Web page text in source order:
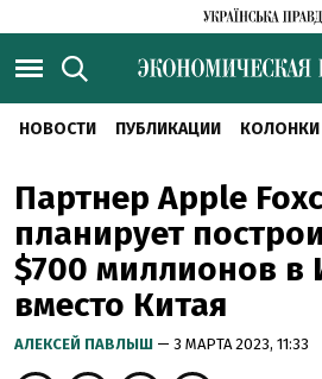
НОВОСТИ ПУБЛИКАЦИИ КОЛОНКИ
Партнер Apple
планирует
$700 миллионов в
вместо Китая
АЛЕКСЕЙ ПАВЛЫШ — 3 МАРТА 2023, 11:33